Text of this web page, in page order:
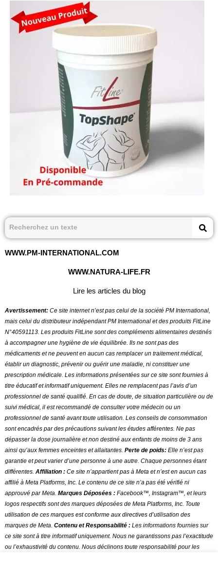
WWW.PM-INTERNATIONAL.COM
WWW.NATURA-LIFE.FR
Lire les articles du blog
Avertissement: Ce site internet n’est pas celui de la société PM International,
mais celui du distributeur indépendant PM International et des produits FitLine
N°40591113. Les produits FitLine sont des compléments alimentaires destinés
à accompagner une hygiène de vie équilibrée. Ils ne sont pas des
médicaments et ne peuvent en aucun cas remplacer un traitement médical,
établir un diagnostic, prévenir ou guérir une maladie, ni constituer une
prescription médicale. Les informations présentées sur ce site sont fournies à
titre éducatif et informatif uniquement. Elles ne remplacent pas l’avis d’un
professionnel de santé qualifié. En cas de doute, de situation particulière ou de
suivi médical, il est recommandé de consulter votre médecin ou un
professionnel de santé avant toute utilisation Les conseils de consommation
sont encadrés par des précautions suivant les études afférentes. Ne pas
dépasser la dose journalière et non destiné aux enfants de moins de 3 ans
ainsi qu’aux femmes enceintes et allaitantes. Perte de poids: Elle n’est pas
garantie et peut varier d’une personne à une autre. Chaque personnes étant
différentes. Affiliation : Ce site n’appartient pas à Meta et n’est en aucun cas
affilié à Meta Platforms, Inc. Le contenu de ce site n’a pas été vérifié ni
approuvé par Meta. Marques Déposées : Facebook™, Instagram™, et leurs
logos respectifs sont des marques déposées de Meta Platforms, Inc. Toute
utilisation de ces marques est conforme aux directives d’utilisation des
marques de Meta. Contenu et Responsabilité : Les informations fournies sur
ce site sont à titre informatif uniquement. Nous ne garantissons pas l’exactitude
ou l’exhaustivité du contenu. Nous déclinons toute responsabilité pour les